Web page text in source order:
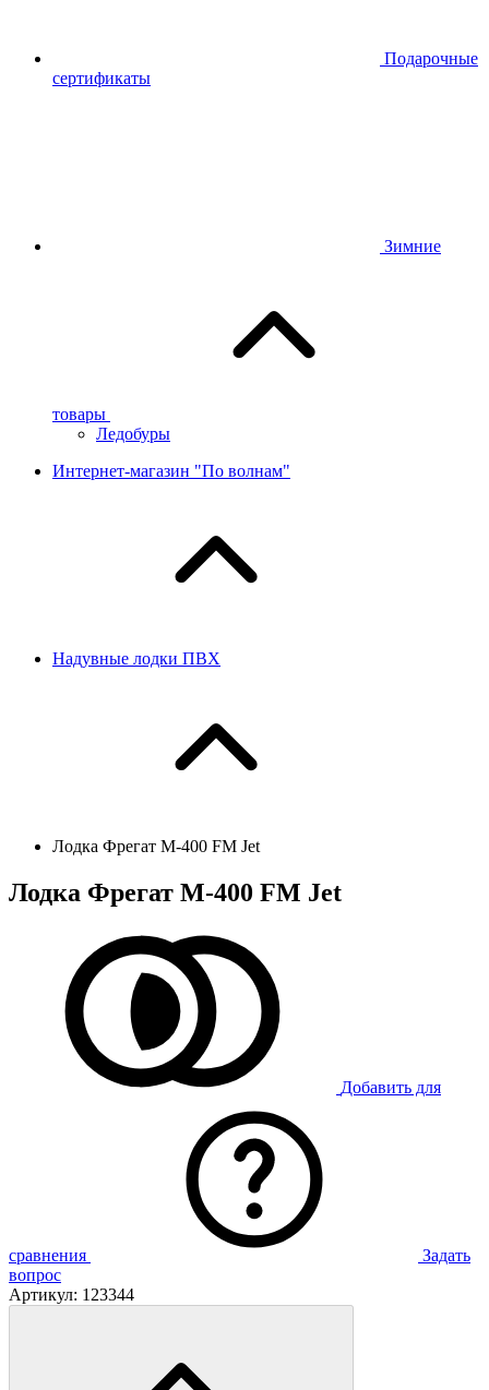
Подарочные
сертификаты
Зимние
товары
Ледобуры
Интернет-магазин "По волнам"
Надувные лодки ПВХ
Лодка Фрегат М-400 FM Jet
Лодка Фрегат М-400 FM Jet
Добавить для
сравнения
Задать
вопрос
Артикул: 123344